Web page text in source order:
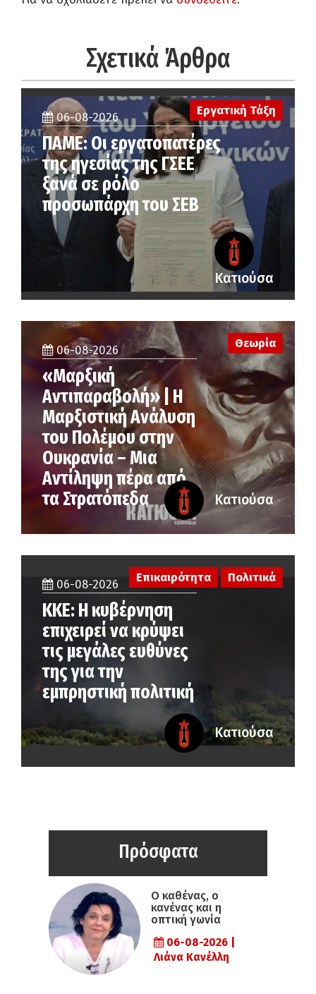
Σχετικά Άρθρα
Εργατική Τάξη
06-08-2026
ΠΑΜΕ: Οι εργατοπατέρες
της ηγεσίας της ΓΣΕΕ
ξανά σε ρόλο
προσωπάρχη του ΣΕΒ
Κατιούσα
06-08-2026
«Μαρξική
Αντιπαραβολή» | Η
Μαρξιστική Ανάλυση
του Πολέμου στην
Ουκρανία – Μια
Αντίληψη πέρα από
τα Στρατόπεδα
Θεωρία
Κατιούσα
06-08-2026
ΚΚΕ: Η κυβέρνηση
επιχειρεί να κρύψει
τις μεγάλες ευθύνες
της για την
εμπρηστική πολιτική
Επικαιρότητα Πολιτικά
Κατιούσα
Πρόσφατα
Ο καθένας, ο
κανένας και η
οπτική γωνία
06-08-2026 |
Λιάνα Κανέλλη